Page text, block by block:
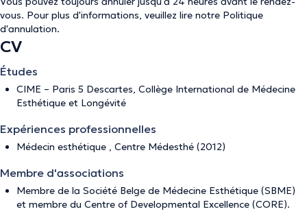
vous. Pour plus d'informations, veuillez lire notre Politique
d'annulation.
CV
Études
CIME – Paris 5 Descartes, Collège International de Médecine
Esthétique et Longévité
Expériences professionnelles
Médecin esthétique , Centre Médesthé (2012)
Membre d'associations
Membre de la Société Belge de Médecine Esthétique (SBME)
et membre du Centre of Developmental Excellence (CORE).